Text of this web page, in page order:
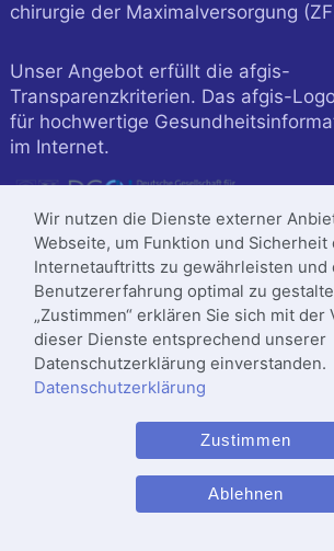
chirurgie der Maximalversorgung
Unser Angebot erfüllt die afgis-
Transparenzkriterien. Das afgis-
für hochwertige
im Internet.
Klinik ist zertifiziert nach
Letzte Änderung: 16.11.2025
Wir nutzen die Dienste externer
Webseite, um Funktion und Sicherheit
Internetauftritts zu gewährleisten und
Benutzererfahrung optimal zu
„Zustimmen“ erklären Sie sich mit der
dieser Dienste entsprechend unserer
Datenschutzerklärung einverstanden.
Datenschutzerklärung
Zustimmen
Ablehnen